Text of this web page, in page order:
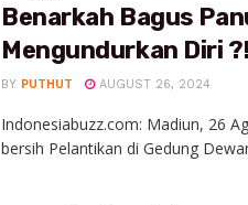
Benarkah Bagus
Mengundurkan Diri ?!
BY PUTHUT AUGUST 26, 2024
Indonesiabuzz.com: Madiun, 26
bersih Pelantikan di Gedung